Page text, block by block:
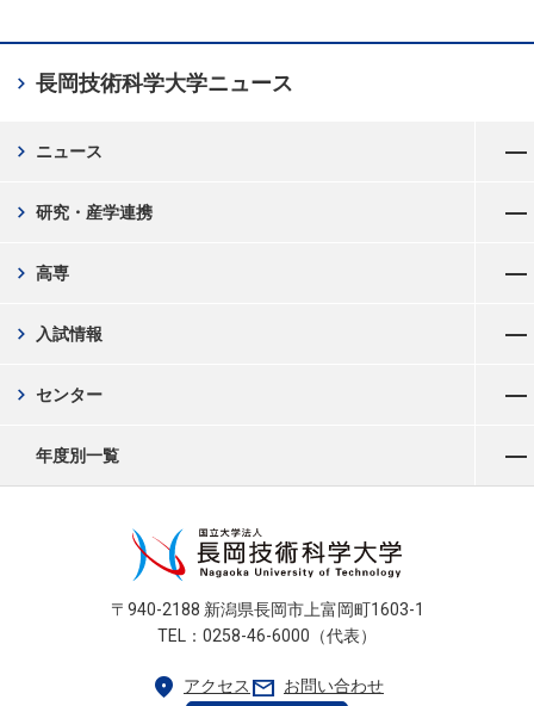
長岡技術科学大学ニュース
chevron_right
ニュース
chevron_right
研究・産学連携
chevron_right
高専
chevron_right
入試情報
chevron_right
センター
chevron_right
年度別一覧
〒940-2188 新潟県長岡市上富岡町1603-1
TEL：0258-46-6000（代表）
location_on アクセス mail お問い合わせ